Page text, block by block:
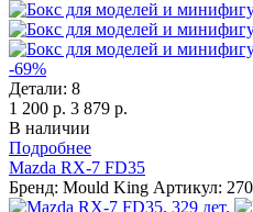
-69%
Детали: 8
1 200 р. 3 879 р.
В наличии
Подробнее
Mazda RX-7 FD35
Бренд: Mould King Артикул: